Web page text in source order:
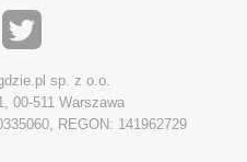
sp. z o.o.
00-511 Warszawa
REGON: 141962729